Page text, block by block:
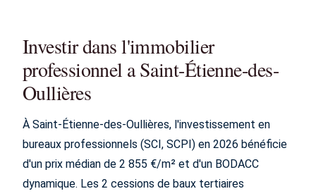
Investir dans l'immobilier
professionnel a Saint-Étienne-des-
Oullières
À Saint-Étienne-des-Oullières, l'investissement en
bureaux professionnels (SCI, SCPI) en 2026 bénéficie
d'un prix médian de 2 855 €/m² et d'un BODACC
dynamique. Les 2 cessions de baux tertiaires